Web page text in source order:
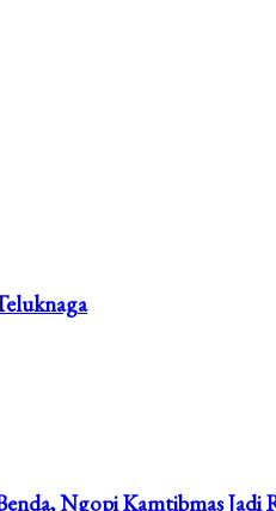
Ngopi Kamtibmas Jadi